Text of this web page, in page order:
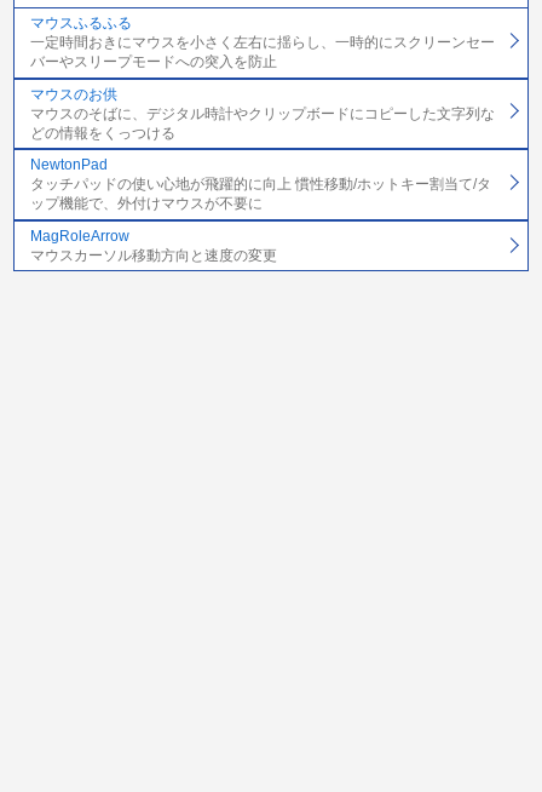
マウスふるふる
一定時間おきにマウスを小さく左右に揺らし、一時的にスクリーンセー
バーやスリープモードへの突入を防止
マウスのお供
マウスのそばに、デジタル時計やクリップボードにコピーした文字列な
どの情報をくっつける
NewtonPad
タッチパッドの使い心地が飛躍的に向上 慣性移動/ホットキー割当て/タ
ップ機能で、外付けマウスが不要に
MagRoleArrow
マウスカーソル移動方向と速度の変更